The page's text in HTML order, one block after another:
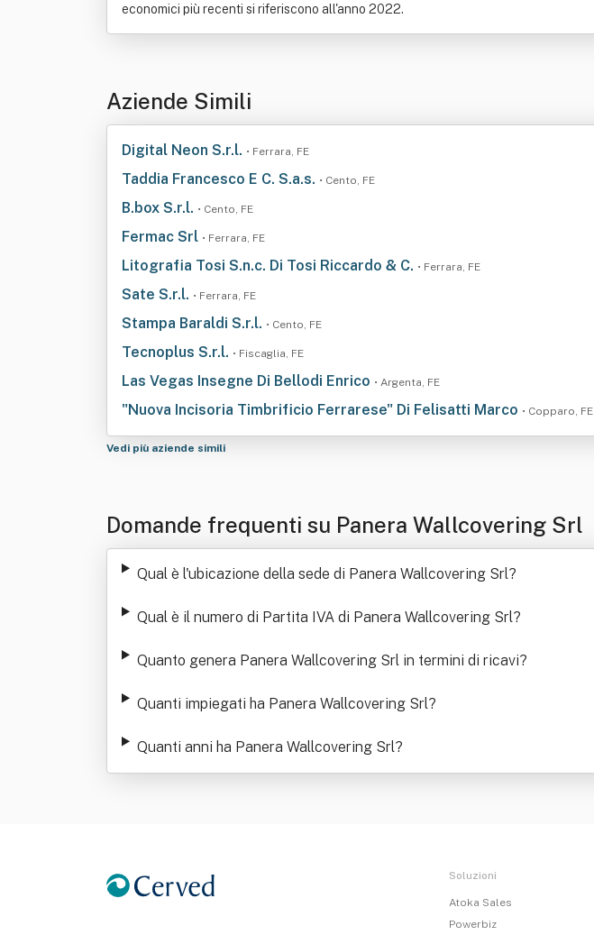
economici più recenti si riferiscono all'anno 2022.
Aziende Simili
Digital Neon S.r.l. • Ferrara, FE
Taddia Francesco E C. S.a.s. • Cento, FE
B.box S.r.l. • Cento, FE
Fermac Srl • Ferrara, FE
Litografia Tosi S.n.c. Di Tosi Riccardo & C. • Ferrara, FE
Sate S.r.l. • Ferrara, FE
Stampa Baraldi S.r.l. • Cento, FE
Tecnoplus S.r.l. • Fiscaglia, FE
Las Vegas Insegne Di Bellodi Enrico • Argenta, FE
"Nuova Incisoria Timbrificio Ferrarese" Di Felisatti Marco • Copparo, FE
Vedi più aziende simili
Domande frequenti su Panera Wallcovering Srl
Qual è l'ubicazione della sede di Panera Wallcovering Srl?
Qual è il numero di Partita IVA di Panera Wallcovering Srl?
Quanto genera Panera Wallcovering Srl in termini di ricavi?
Quanti impiegati ha Panera Wallcovering Srl?
Quanti anni ha Panera Wallcovering Srl?
Soluzioni
Atoka Sales
Powerbiz